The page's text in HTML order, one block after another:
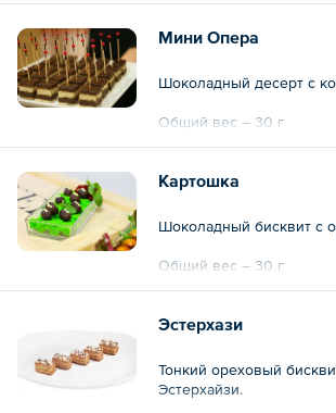
Мини Опера
Шоколадный десерт с
Общий вес – 30 г
Картошка
Шоколадный бисквит с
Общий вес – 30 г
Эстерхази
Тонкий ореховый
Эстерхайзи.